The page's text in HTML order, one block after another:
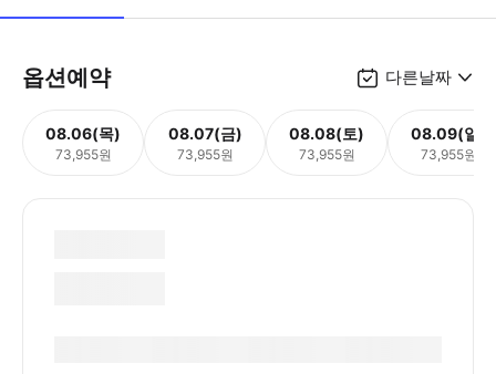
옵션예약 다른날짜
08.06(목)
73,955원
08.07(금)
73,955원
08.08(토)
73,955원
08.09(일)
73,955원